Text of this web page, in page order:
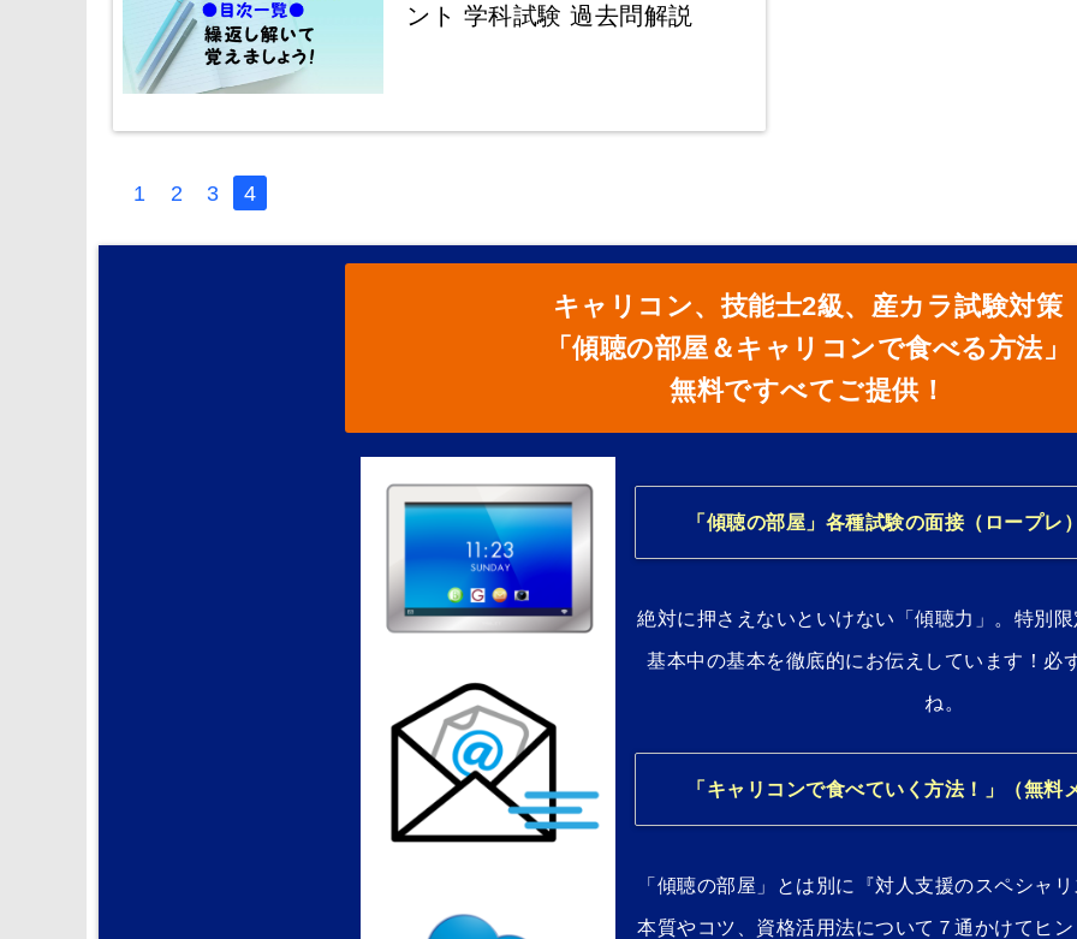
ント 学科試験 過去問解説
1 2 3 4
キャリコン、技能士2級、産カラ試験対策
「傾聴の部屋＆キャリコンで食べる方法」
無料ですべてご提供！
「傾聴の部屋」各種試験の面接（ロープレ
絶対に押さえないといけない「傾聴力」。特別
基本中の基本を徹底的にお伝えしています！必
ね。
「キャリコンで食べていく方法！」（無料
「傾聴の部屋」とは別に『対人支援のスペシャ
本質やコツ、資格活用法について７通かけてヒ